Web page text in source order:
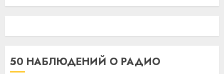
50 НАБЛЮДЕНИЙ О РАДИО